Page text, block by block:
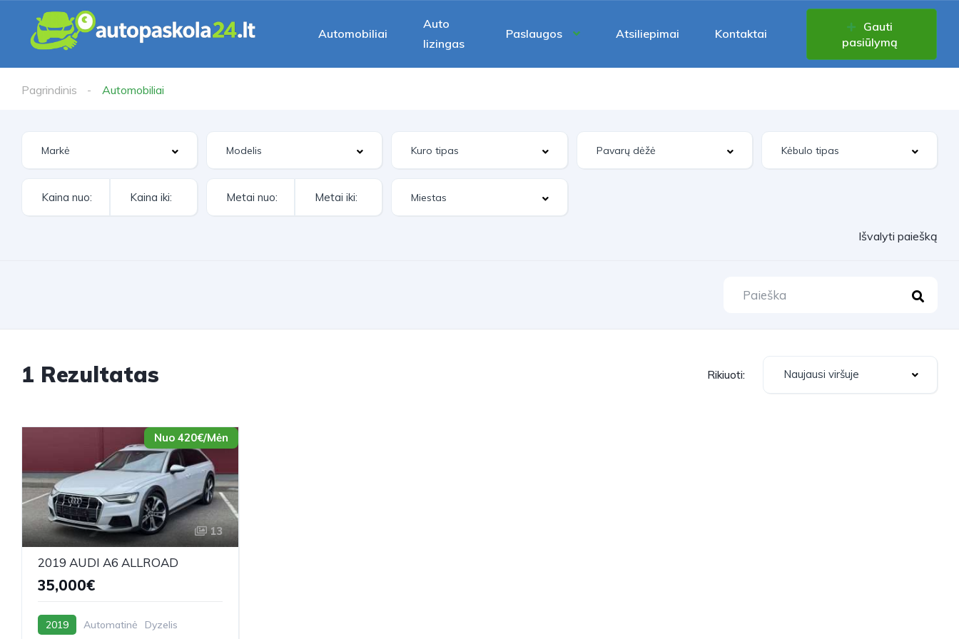
Automobiliai
Auto
lizingas
Paslaugos Atsiliepimai Kontaktai
Gauti
pasiūlymą
Pagrindinis Automobiliai
Išvalyti paiešką
1 Rezultatas Rikiuoti: Naujausi viršuje
Nuo 420€/Mėn
13
2019 AUDI A6 ALLROAD
35,000€
2019 Automatinė Dyzelis